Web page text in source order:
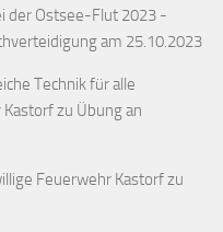
der Ostsee-Flut 2023 -
am 25.10.2023
Technik für alle
Kastorfzu Übung an
Feuerwehr Kastorfzu